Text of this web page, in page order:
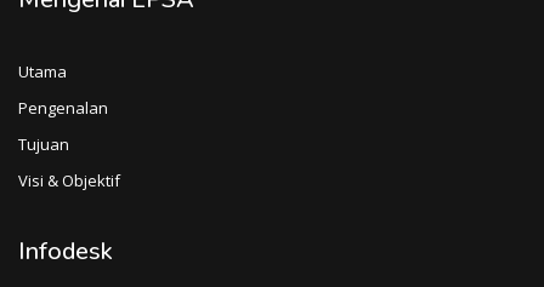
Utama
Pengenalan
Tujuan
Visi & Objektif
Infodesk